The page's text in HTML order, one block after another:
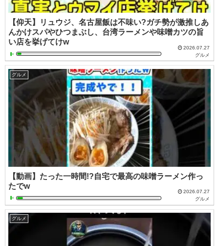
【仰天】リュウジ、名古屋飯は不味い?ガチ勢が激推しあ
んかけスパやひつまぶし、台湾ラーメンや味噌カツの旨
い店を挙げてけw
2026.07.27
グルメ
グルメ
【動画】たった一時間!?自宅で最高の味噌ラーメン作っ
たでw
2026.07.27
グルメ
グルメ